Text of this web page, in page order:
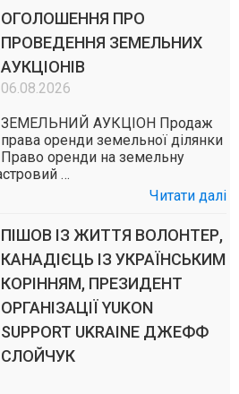
ОГОЛОШЕННЯ ПРО
ПРОВЕДЕННЯ ЗЕМЕЛЬНИХ
АУКЦІОНІВ
06.08.2026
ЗЕМЕЛЬНИЙ АУКЦІОН Продаж
права оренди земельної ділянки
Право оренди на земельну
…
Читати далі
ПІШОВ ІЗ ЖИТТЯ ВОЛОНТЕР,
КАНАДІЄЦЬ ІЗ УКРАЇНСЬКИМ
КОРІННЯМ, ПРЕЗИДЕНТ
ОРГАНІЗАЦІЇ YUKON
SUPPORT UKRAINE ДЖЕФФ
СЛОЙЧУК